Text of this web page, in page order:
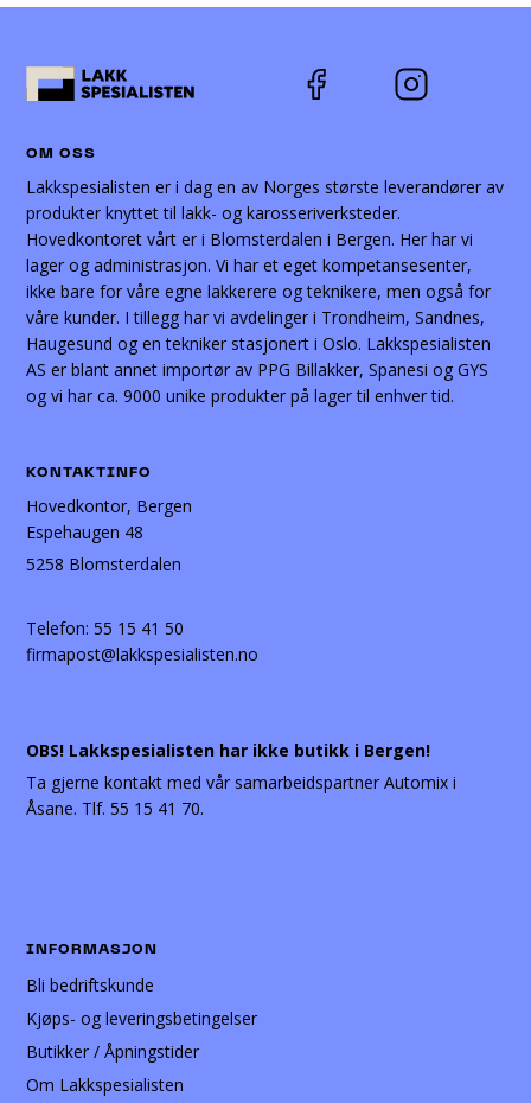
OM OSS
Lakkspesialisten er i dag en av Norges største leverandører av
produkter knyttet til lakk- og karosseriverksteder.
Hovedkontoret vårt er i Blomsterdalen i Bergen. Her har vi
lager og administrasjon. Vi har et eget kompetansesenter,
ikke bare for våre egne lakkerere og teknikere, men også for
våre kunder. I tillegg har vi avdelinger i Trondheim, Sandnes,
Haugesund og en tekniker stasjonert i Oslo. Lakkspesialisten
AS er blant annet importør av PPG Billakker, Spanesi og GYS
og vi har ca. 9000 unike produkter på lager til enhver tid.
KONTAKTINFO
Hovedkontor, Bergen
Espehaugen 48
5258 Blomsterdalen
Telefon:55 15 41 50
firmapost@lakkspesialisten.no
OBS! Lakkspesialisten har ikke butikk i Bergen!
Ta gjerne kontakt med vår samarbeidspartner Automix i
Åsane. Tlf. 55 15 41 70.
INFORMASJON
Bli bedriftskunde
Kjøps- og leveringsbetingelser
Butikker / Åpningstider
Om Lakkspesialisten